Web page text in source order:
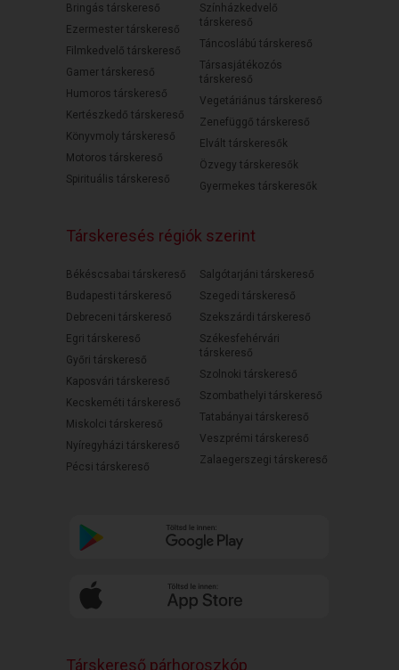
Bringás társkereső
Ezermester társkereső
Filmkedvelő társkereső
Gamer társkereső
Humoros társkereső
Kertészkedő társkereső
Könyvmoly társkereső
Motoros társkereső
Spirituális társkereső
Színházkedvelő
társkereső
Táncoslábú társkereső
Társasjátékozós
társkereső
Vegetáriánus társkereső
Zenefüggő társkereső
Elvált társkeresők
Özvegy társkeresők
Gyermekes társkeresők
Társkeresés régiók szerint
Békéscsabai társkereső
Budapesti társkereső
Debreceni társkereső
Egri társkereső
Győri társkereső
Kaposvári társkereső
Kecskeméti társkereső
Miskolci társkereső
Nyíregyházi társkereső
Pécsi társkereső
Salgótarjáni társkereső
Szegedi társkereső
Szekszárdi társkereső
Székesfehérvári
társkereső
Szolnoki társkereső
Szombathelyi társkereső
Tatabányai társkereső
Veszprémi társkereső
Zalaegerszegi társkereső
Társkereső párhoroszkóp